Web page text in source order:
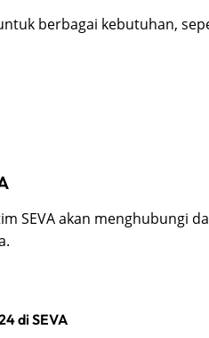
berbagai kebutuhan,
SEVA akan menghubungi
di SEVA